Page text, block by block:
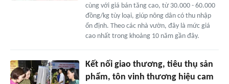
cùng với giá bán tăng cao, từ 30.000 - 60.000
đồng/kg tùy loại, giúp nông dân có thu nhập
ổn định. Theo các nhà vườn, đây là mức giá
cao nhất trong khoảng 10 năm gần đây.
Kết nối giao thương, tiêu thụ sản
phẩm, tôn vinh thương hiệu cam